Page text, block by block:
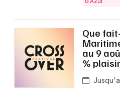
Que
au 9
% plaisir